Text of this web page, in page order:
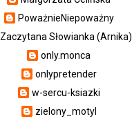
PoważnieNiepoważny
Zaczytana Słowianka (Arnika)
only.monca
onlypretender
w-sercu-ksiazki
zielony_motyl